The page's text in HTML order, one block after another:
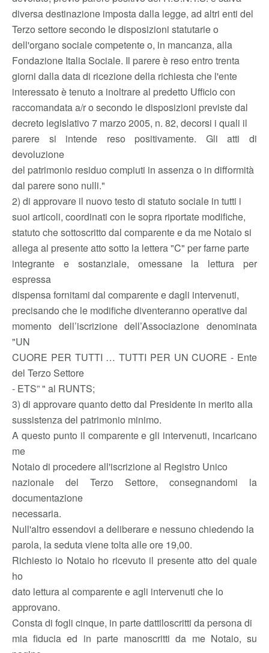
diversa destinazione imposta dalla legge, ad altri enti del
Terzo settore secondo le disposizioni statutarie o
dell'organo sociale competente o, in mancanza, alla
Fondazione Italia Sociale. Il parere è reso entro trenta
giorni dalla data di ricezione della richiesta che l'ente
interessato è tenuto a inoltrare al predetto Ufficio con
raccomandata a/r o secondo le disposizioni previste dal
decreto legislativo 7 marzo 2005, n. 82, decorsi i quali il
parere si intende reso positivamente. Gli atti di
devoluzione
del patrimonio residuo compiuti in assenza o in difformità
dal parere sono nulli."
2) di approvare il nuovo testo di statuto sociale in tutti i
suoi articoli, coordinati con le sopra riportate modifiche,
statuto che sottoscritto dal comparente e da me Notaio si
allega al presente atto sotto la lettera "C" per farne parte
integrante e sostanziale, omessane la lettura per
espressa
dispensa fornitami dal comparente e dagli intervenuti,
precisando che le modifiche diventeranno operative dal
momento dell’iscrizione dell’Associazione denominata
"UN
CUORE PER TUTTI … TUTTI PER UN CUORE - Ente
del Terzo Settore
- ETS” " al RUNTS;
3) di approvare quanto detto dal Presidente in merito alla
sussistenza del patrimonio minimo.
A questo punto il comparente e gli intervenuti, incaricano
me
Notaio di procedere all'iscrizione al Registro Unico
nazionale del Terzo Settore, consegnandomi la
documentazione
necessaria.
Null'altro essendovi a deliberare e nessuno chiedendo la
parola, la seduta viene tolta alle ore 19,00.
Richiesto io Notaio ho ricevuto il presente atto del quale
ho
dato lettura al comparente e agli intervenuti che lo
approvano.
Consta di fogli cinque, in parte dattiloscritti da persona di
mia fiducia ed in parte manoscritti da me Notaio, su